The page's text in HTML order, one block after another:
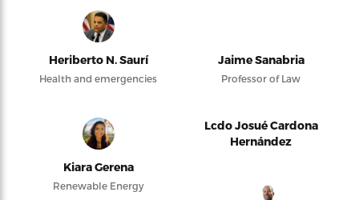
Heriberto N. Saurí
Health and emergencies
Jaime Sanabria
Professor of Law
Kiara Gerena
Renewable Energy
Lcdo Josué Cardona
Hernández